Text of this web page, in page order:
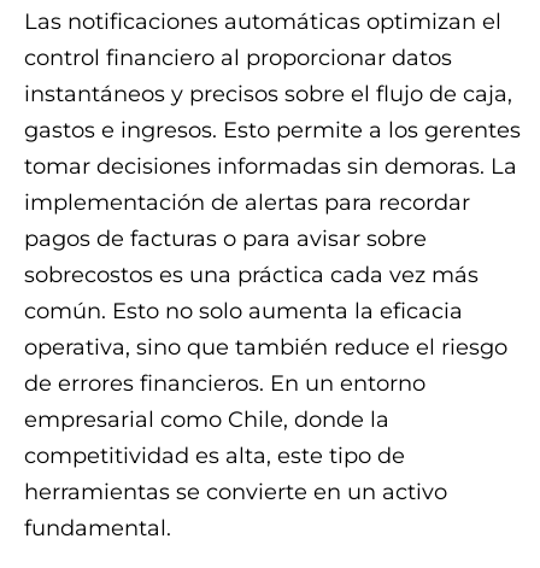
Las notificaciones automáticas optimizan el
control financiero al proporcionar datos
instantáneos y precisos sobre el flujo de caja,
gastos e ingresos. Esto permite a los gerentes
tomar decisiones informadas sin demoras. La
implementación de alertas para recordar
pagos de facturas o para avisar sobre
sobrecostos es una práctica cada vez más
común. Esto no solo aumenta la eficacia
operativa, sino que también reduce el riesgo
de errores financieros. En un entorno
empresarial como Chile, donde la
competitividad es alta, este tipo de
herramientas se convierte en un activo
fundamental.